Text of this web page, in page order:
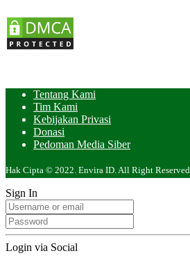
Tentang Kami
Tim Kami
Kebijakan Privasi
Donasi
Pedoman Media Siber
Hak Cipta © 2022. Envira ID. All Right Reserved.
Sign In
Login via Social